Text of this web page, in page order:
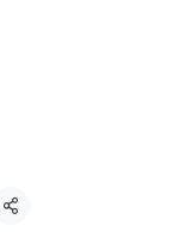
แชร์